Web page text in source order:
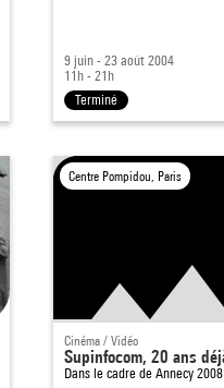
9 juin - 23 août 2004
11h - 21h
Terminé
Centre Pompidou, Paris
Cinéma / Vidéo
Supinfocom, 20 ans
Dans le cadre de Annecy